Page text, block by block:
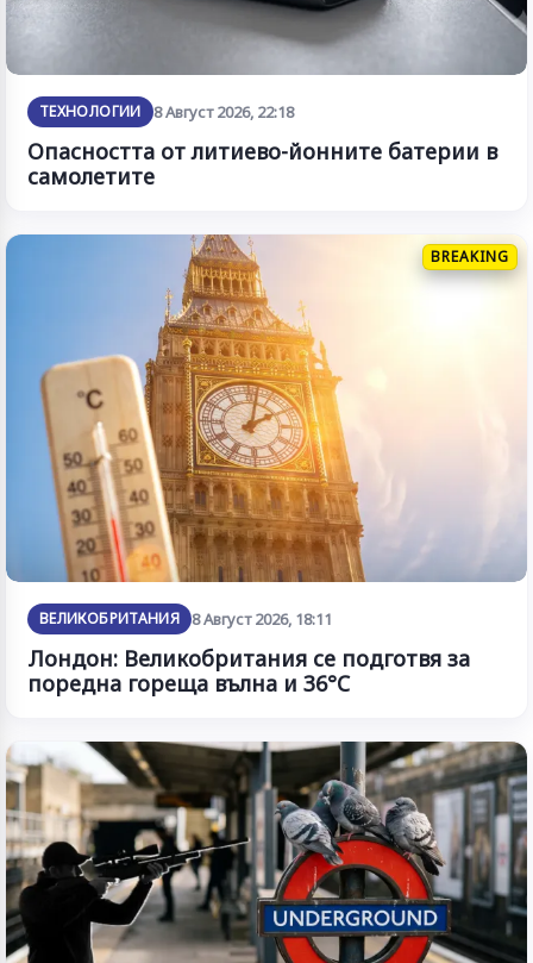
ТЕХНОЛОГИИ 8 Август 2026, 22:18
Опасността от литиево-йонните батерии в
самолетите
BREAKING
ВЕЛИКОБРИТАНИЯ 8 Август 2026, 18:11
Лондон: Великобритания се подготвя за
поредна гореща вълна и 36°C